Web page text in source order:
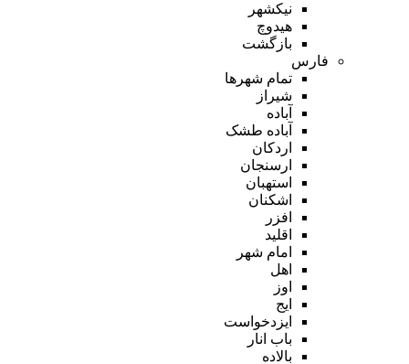
نیکشهر
هیدوچ
بازگشت
فارس
تمام شهر‌ها
شیراز
آباده
آباده طشک
اردکان
ارسنجان
استهبان
اشکنان
افزر
اقلید
امام شهر
اهل
اوز
ایج
ایزدخواست
باب انار
بالاده